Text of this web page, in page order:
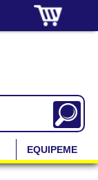
EQUIPEMENT